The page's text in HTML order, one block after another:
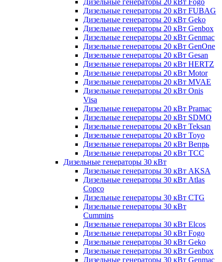
Дизельные генераторы 20 кВт Fogo
Дизельные генераторы 20 кВт FUBAG
Дизельные генераторы 20 кВт Geko
Дизельные генераторы 20 кВт Genbox
Дизельные генераторы 20 кВт Genmac
Дизельные генераторы 20 кВт GenOne
Дизельные генераторы 20 кВт Gesan
Дизельные генераторы 20 кВт HERTZ
Дизельные генераторы 20 кВт Motor
Дизельные генераторы 20 кВт MVAE
Дизельные генераторы 20 кВт Onis
Visa
Дизельные генераторы 20 кВт Pramac
Дизельные генераторы 20 кВт SDMO
Дизельные генераторы 20 кВт Teksan
Дизельные генераторы 20 кВт Toyo
Дизельные генераторы 20 кВт Вепрь
Дизельные генераторы 20 кВт ТСС
Дизельные генераторы 30 кВт
Дизельные генераторы 30 кВт AKSA
Дизельные генераторы 30 кВт Atlas
Copco
Дизельные генераторы 30 кВт CTG
Дизельные генераторы 30 кВт
Cummins
Дизельные генераторы 30 кВт Elcos
Дизельные генераторы 30 кВт Fogo
Дизельные генераторы 30 кВт Geko
Дизельные генераторы 30 кВт Genbox
Дизельные генераторы 30 кВт Genmac